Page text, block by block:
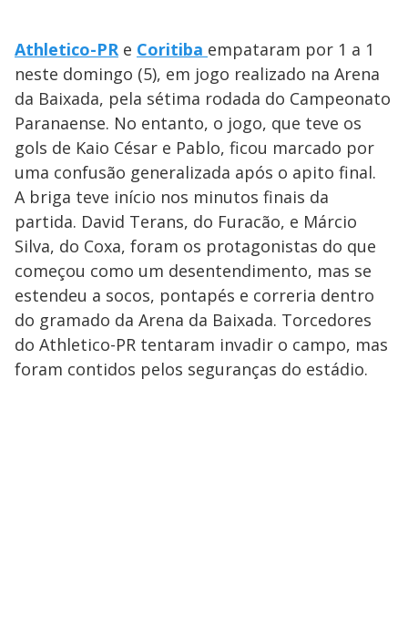
Athletico-PRe Coritiba empataram por 1 a 1
neste domingo (5), em jogo realizado na Arena
da Baixada, pela sétima rodada do Campeonato
Paranaense. No entanto, o jogo, que teve os
gols de Kaio César e Pablo, ficou marcado por
uma confusão generalizada após o apito final.
A briga teve início nos minutos finais da
partida. David Terans, do Furacão, e Márcio
Silva, do Coxa, foram os protagonistas do que
começou como um desentendimento, mas se
estendeu a socos, pontapés e correria dentro
do gramado da Arena da Baixada. Torcedores
do Athletico-PR tentaram invadir o campo, mas
foram contidos pelos seguranças do estádio.